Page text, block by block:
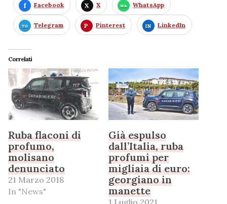
Facebook X WhatsApp
Telegram Pinterest LinkedIn
Correlati
Ruba flaconi di
profumo,
molisano
denunciato
21 Marzo 2018
In "News"
Già espulso
dall’Italia, ruba
profumi per
migliaia di euro:
georgiano in
manette
1 Luglio 2021